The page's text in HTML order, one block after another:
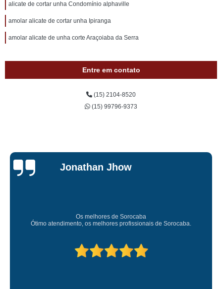
alicate de cortar unha Condomínio alphaville
amolar alicate de cortar unha Ipiranga
amolar alicate de unha corte Araçoiaba da Serra
Entre em contato
(15) 2104-8520
(15) 99796-9373
Jessica
Carvalho
Super recomendo!
Amei o atendimento. Preco super bom. Superou minhas expectativas.
Deixou o meu bem super arrumadinhooo recomendo!